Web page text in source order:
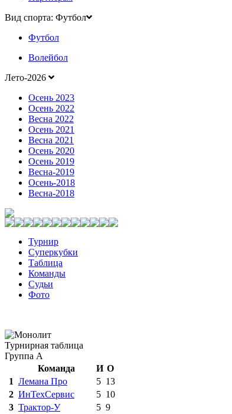
Вид спорта: Футбол
Футбол
Волейбол
Лето-2026
Осень 2023
Осень 2022
Весна 2022
Осень 2021
Весна 2021
Осень 2020
Осень 2019
Весна-2019
Осень-2018
Весна-2018
Турнир
Суперкубки
Таблица
Команды
Судьи
Фото
Турнирная таблица
Группа А
Команда
И О
1 Лемана Про 5 13
2 ИнТехСервис 5 10
3 Трактор-У 5 9